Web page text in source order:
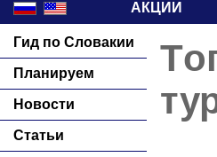
АКЦИИ
Гид по Словакии
Планируем
Новости
Статьи